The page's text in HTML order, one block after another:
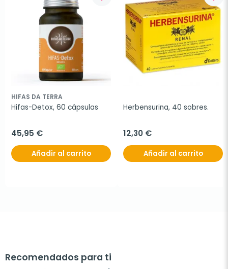
HIFAS DA TERRA
Hifas-Detox, 60 cápsulas
45,95 €
Añadir al carrito
Herbensurina, 40 sobres.
12,30 €
Añadir al carrito
Recomendados para ti